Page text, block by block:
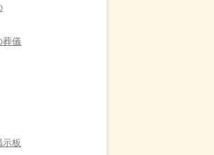
儀
板